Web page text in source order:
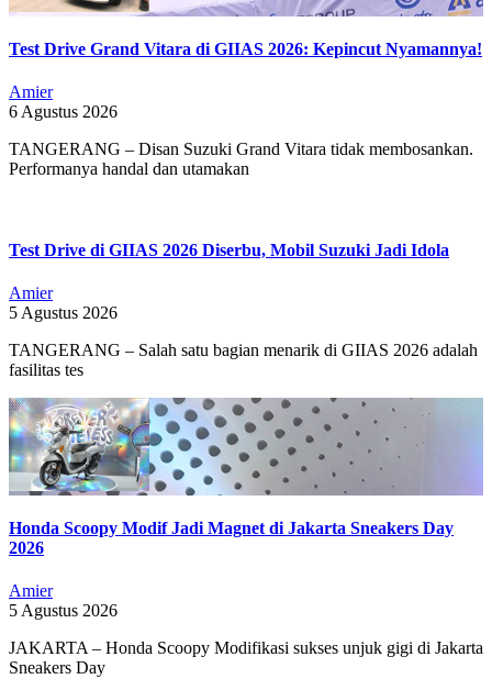
Test Drive Grand Vitara di GIIAS 2026: Kepincut Nyamannya!
Amier
6 Agustus 2026
TANGERANG – Disan Suzuki Grand Vitara tidak membosankan.
Performanya handal dan utamakan
Test Drive di GIIAS 2026 Diserbu, Mobil Suzuki Jadi Idola
Amier
5 Agustus 2026
TANGERANG – Salah satu bagian menarik di GIIAS 2026 adalah
fasilitas tes
Honda Scoopy Modif Jadi Magnet di Jakarta Sneakers Day
2026
Amier
5 Agustus 2026
JAKARTA – Honda Scoopy Modifikasi sukses unjuk gigi di Jakarta
Sneakers Day